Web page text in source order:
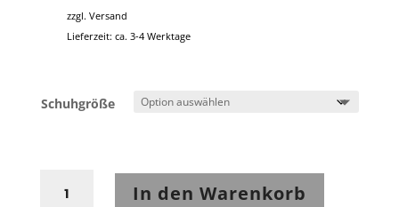
zzgl. Versand
Lieferzeit: ca. 3-4 Werktage
Schuhgröße
In den Warenkorb